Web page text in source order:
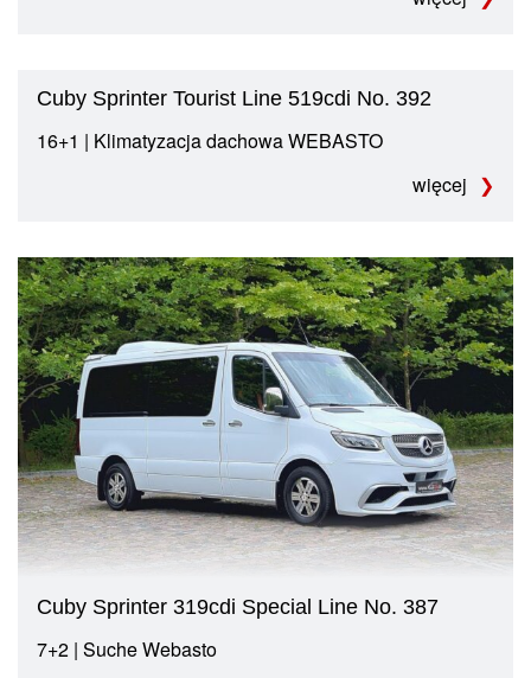
Cuby Sprinter Tourist Line 519cdi No. 392
16+1 | Klimatyzacja dachowa WEBASTO
więcej
Cuby Sprinter 319cdi Special Line No. 387
7+2 | Suche Webasto